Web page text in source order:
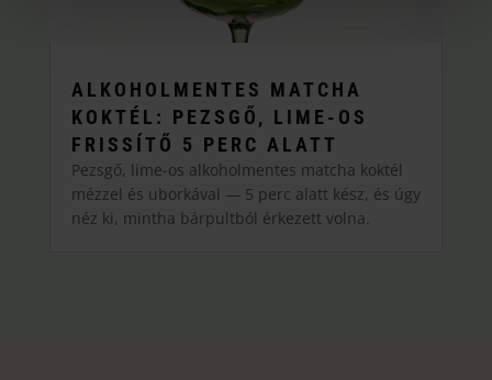
ALKOHOLMENTES MATCHA
KOKTÉL: PEZSGŐ, LIME-OS
FRISSÍTŐ 5 PERC ALATT
Pezsgő, lime-os alkoholmentes matcha koktél
mézzel és uborkával — 5 perc alatt kész, és úgy
néz ki, mintha bárpultból érkezett volna.